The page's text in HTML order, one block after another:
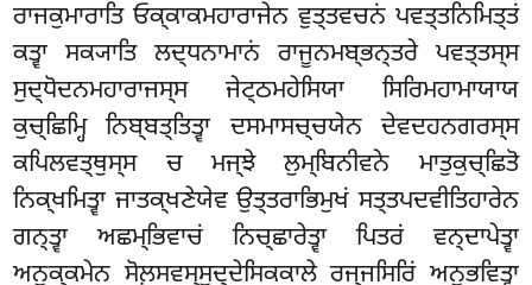
ਰਾਜਕੁਮਾਰਾਤਿ ਓਕ੍ਕਾਕਮਹਾਰਾਜੇਨ ਵੁਤ੍ਤਵਚਨਂ ਪਵਤ੍ਤਨਿਮਿਤ੍ਤਂ
ਕਤ੍ਵਾ ਸਕ੍ਯਾਤਿ ਲਦ੍ਧਨਾਮਾਨਂ ਰਾਜੂਨਮਬ੍ਭਨ੍ਤਰੇ ਪਵਤ੍ਤਸ੍ਸ
ਸੁਦ੍ਧੋਦਨਮਹਾਰਾਜਸ੍ਸ ਜੇਟ੍ਠਮਹੇਸਿਯਾ ਸਿਰਿਮਹਾਮਾਯਾਯ
ਕੁਚ੍ਛਿਮ੍ਹਿ ਨਿਬ੍ਬਤ੍ਤਿਤ੍ਵਾ ਦਸਮਾਸਚ੍ਚਯੇਨ ਦੇਵਦਹਨਗਰਸ੍ਸ
ਕਪਿਲਵਤ੍ਥੁਸ੍ਸ ਚ ਮਜ੍ਝੇ ਲੁਮ੍ਬਿਨੀਵਨੇ ਮਾਤੁਕੁਚ੍ਛਿਤੋ
ਨਿਕ੍ਖਮਿਤ੍ਵਾ ਜਾਤਕ੍ਖਣੇਯੇਵਉਤ੍ਤਰਾਭਿਮੁਖਂ ਸਤ੍ਤਪਦਵੀਤਿਹਾਰੇਨ
ਗਨ੍ਤ੍ਵਾ ਅਛਮ੍ਭਿਵਾਚਂ ਨਿਚ੍ਛਾਰੇਤ੍ਵਾ ਪਿਤਰਂ ਵਨ੍ਦਾਪੇਤ੍ਵਾ
ਅਨੁਕ੍ਕਮੇਨ ਸੋਲ਼ਸਵਸ੍ਸੁਦ੍ਦੇਸਿਕਕਾਲੇ ਰਜ੍ਜਸਿਰਿਂ ਅਨੁਭਵਿਤ੍ਵਾ